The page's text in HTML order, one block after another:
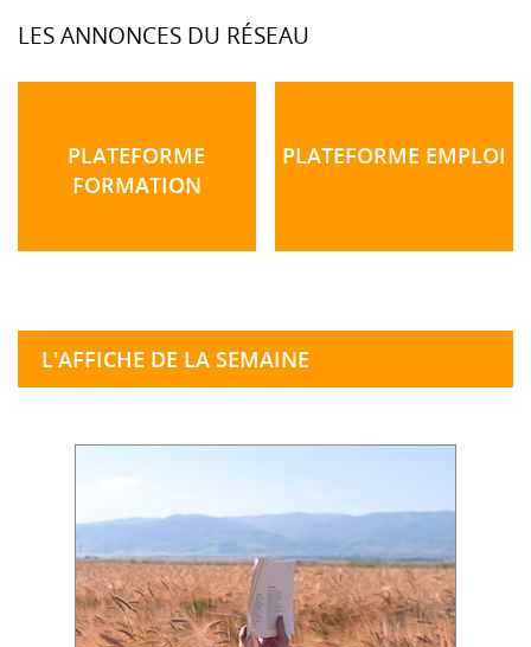
LES ANNONCES DU RÉSEAU
PLATEFORME
FORMATION
PLATEFORME EMPLOI
L'AFFICHE DE LA SEMAINE